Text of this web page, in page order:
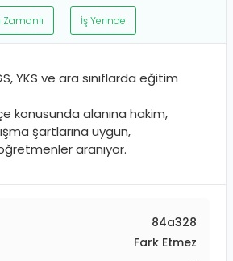
İş Yerinde
YKS ve ara sınıflarda eğitim
konusunda alanına hakim,
şartlarına uygun,
aranıyor.
84a328
Fark Etmez